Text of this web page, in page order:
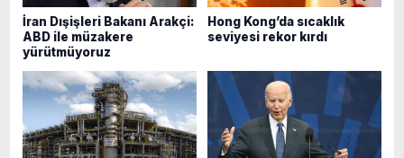
İran Dışişleri Bakanı Arakçi:
ABD ile müzakere
yürütmüyoruz
Hong Kong’da sıcaklık
seviyesi rekor kırdı